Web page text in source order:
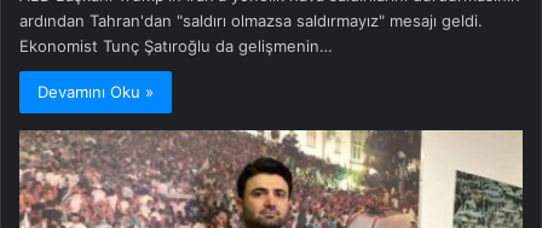
ardından Tahran'dan "saldırı olmazsa saldırmayız" mesajı geldi.
Ekonomist Tunç Şatıroğlu da gelişmenin…
Devamını Oku »